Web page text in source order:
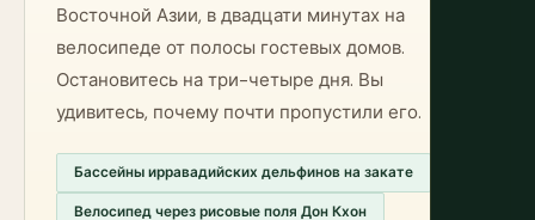
Восточной Азии, в двадцати минутах на
велосипеде от полосы гостевых домов.
Остановитесь на три-четыре дня. Вы
удивитесь, почему почти пропустили его.
Бассейны ирравадийских дельфинов на закате
Велосипед через рисовые поля Дон Кхон